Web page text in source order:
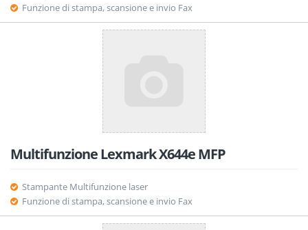
Funzione di stampa, scansione e invio Fax
Multifunzione Lexmark X644e MFP
Stampante Multifunzione laser
Funzione di stampa, scansione e invio Fax